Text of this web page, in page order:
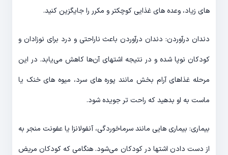
های زیاد، وعده های غذایی کوچکتر و مکرر را جایگزین کنید.
دندان درآوردن: دندان درآوردن باعث ناراحتی و درد برای نوزادان و
کودکان نوپا شده و در نتیجه اشتهای آن‌ها کاهش می‌یابد. در این
مرحله غذاهای آرام بخش مانند پوره های سرد، میوه های خنک یا
ماست به او بدهید که راحت تر جویده شود.
بیماری: بیماری هایی مانند سرماخوردگی، آنفولانزا یا عفونت منجر به
از دست دادن اشتها در کودکان می‌شود. هنگامی که کودکان مریض